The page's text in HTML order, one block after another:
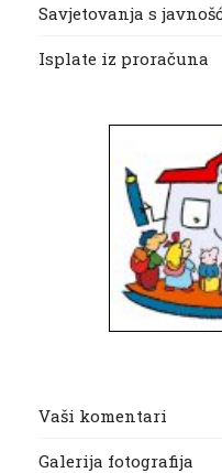
Savjetovanja s
Isplate iz proračuna
Vaši komentari
Galerija fotografija